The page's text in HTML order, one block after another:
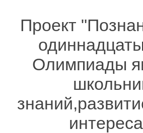
Проект
Олимпиады